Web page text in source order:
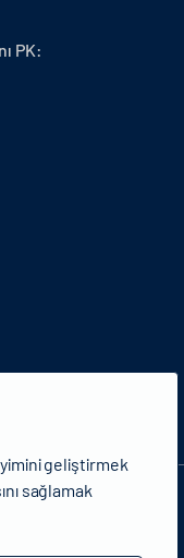
PK:
geliştirmek
sağlamak